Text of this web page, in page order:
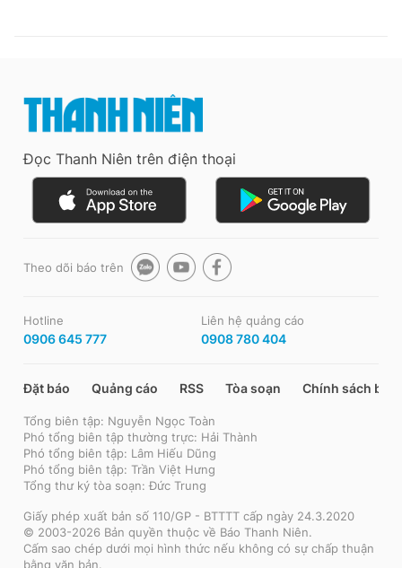
Đọc Thanh Niên trên điện thoại
Theo dõi báo trên
Hotline
0906 645 777
Liên hệ quảng cáo
0908 780 404
Đặt báo Quảng cáo RSS Tòa soạn Chính sách bảo
Tổng biên tập: Nguyễn Ngọc Toàn
Phó tổng biên tập thường trực: Hải Thành
Phó tổng biên tập: Lâm Hiếu Dũng
Phó tổng biên tập: Trần Việt Hưng
Tổng thư ký tòa soạn: Đức Trung
Giấy phép xuất bản số 110/GP - BTTTT cấp ngày 24.3.2020
© 2003-2026 Bản quyền thuộc về Báo Thanh Niên.
Cấm sao chép dưới mọi hình thức nếu không có sự chấp thuận
bằng văn bản.